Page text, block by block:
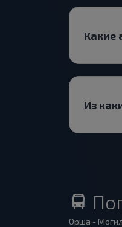
Какие
Из
Орша -